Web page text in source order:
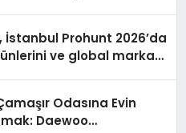
İstanbul Prohunt 2026’da
ve global marka
Odasına Evin
Daewoo